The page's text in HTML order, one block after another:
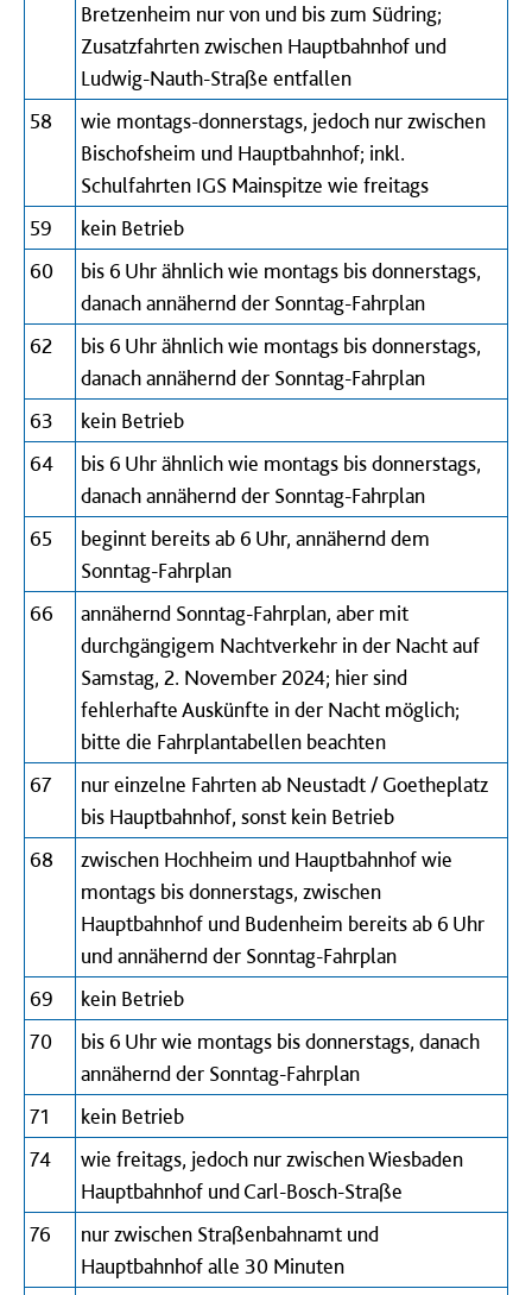
Bretzenheim nur von und bis zum Südring;
Zusatzfahrten zwischen Hauptbahnhof und
Ludwig-Nauth-Straße entfallen
58
wie montags-donnerstags, jedoch nur zwischen
Bischofsheim und Hauptbahnhof; inkl.
Schulfahrten IGS Mainspitze wie freitags
59
kein Betrieb
60
bis 6 Uhr ähnlich wie montags bis donnerstags,
danach annähernd der Sonntag-Fahrplan
62
bis 6 Uhr ähnlich wie montags bis donnerstags,
danach annähernd der Sonntag-Fahrplan
63
kein Betrieb
64
bis 6 Uhr ähnlich wie montags bis donnerstags,
danach annähernd der Sonntag-Fahrplan
65
beginnt bereits ab 6 Uhr, annähernd dem
Sonntag-Fahrplan
66
annähernd Sonntag-Fahrplan, aber mit
durchgängigem Nachtverkehr in der Nacht auf
Samstag, 2. November 2024; hier sind
fehlerhafte Auskünfte in der Nacht möglich;
bitte die Fahrplantabellen beachten
67
nur einzelne Fahrten ab Neustadt / Goetheplatz
bis Hauptbahnhof, sonst kein Betrieb
68
zwischen Hochheim und Hauptbahnhof wie
montags bis donnerstags, zwischen
Hauptbahnhof und Budenheim bereits ab 6 Uhr
und annähernd der Sonntag-Fahrplan
69
kein Betrieb
70
bis 6 Uhr wie montags bis donnerstags, danach
annähernd der Sonntag-Fahrplan
71
kein Betrieb
74
wie freitags, jedoch nur zwischen Wiesbaden
Hauptbahnhof und Carl-Bosch-Straße
76
nur zwischen Straßenbahnamt und
Hauptbahnhof alle 30 Minuten